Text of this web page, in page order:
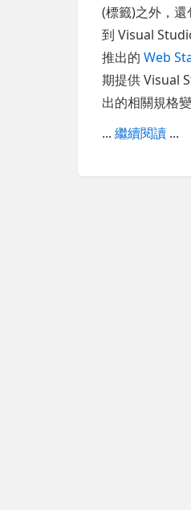
(標籤)之外，
到 Visual
推出的Web
期提供 Visual
出的相關規格變
...繼續閱讀 ...